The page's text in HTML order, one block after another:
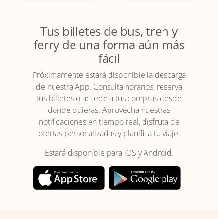
Tus billetes de bus, tren y
ferry de una forma aún más
fácil
Próximamente estará disponible la descarga
de nuestra App. Consulta horarios, reserva
tus billetes o accede a tus compras desde
donde quieras. Aprovecha nuestras
notificaciones en tiempo real, disfruta de
ofertas personalizadas y planifica tu viaje.
Estará disponible para iOS y Android.